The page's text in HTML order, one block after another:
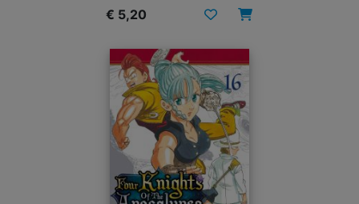
€ 5,20